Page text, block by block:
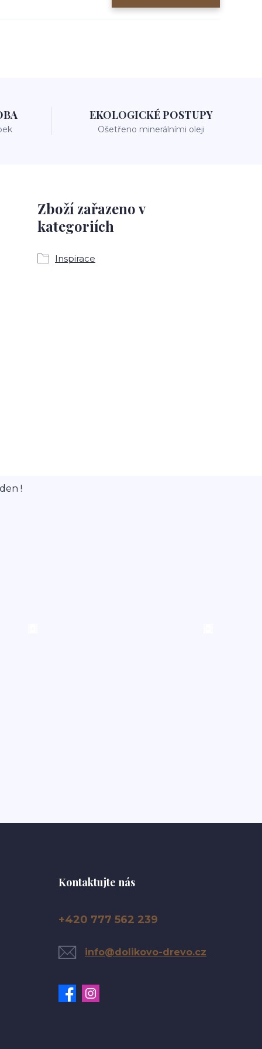
EKOLOGICKÉ POSTUPY
Ošetřeno minerálními oleji
Zboží zařazeno v
kategoriích
Inspirace
!
Kontaktujte nás
+420 777 562 239
info@dolikovo-drevo.cz